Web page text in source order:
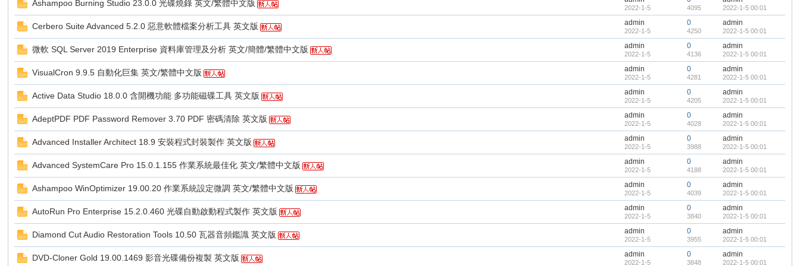
Ashampoo Burning Studio 23.0.0 光碟燒錄 英文/繁體中文版 2022-1-5 4095 2022-1-5 00:01
Cerbero Suite Advanced 5.2.0 惡意軟體檔案分析工具 英文版 admin
2022-1-5
0
4250
admin
2022-1-5 00:01
微軟 SQL Server 2019 Enterprise 資料庫管理及分析 英文/簡體/繁體中文版 admin
2022-1-5
0
4136
admin
2022-1-5 00:01
VisualCron 9.9.5 自動化巨集 英文/繁體中文版 admin
2022-1-5
0
4281
admin
2022-1-5 00:01
Active Data Studio 18.0.0 含開機功能 多功能磁碟工具 英文版 admin
2022-1-5
0
4205
admin
2022-1-5 00:01
AdeptPDF PDF Password Remover 3.70 PDF 密碼清除 英文版 admin
2022-1-5
0
4028
admin
2022-1-5 00:01
Advanced Installer Architect 18.9 安裝程式封裝製作 英文版 admin
2022-1-5
0
3988
admin
2022-1-5 00:01
Advanced SystemCare Pro 15.0.1.155 作業系統最佳化 英文/繁體中文版 admin
2022-1-5
0
4188
admin
2022-1-5 00:01
Ashampoo WinOptimizer 19.00.20 作業系統設定微調 英文/繁體中文版 admin
2022-1-5
0
4039
admin
2022-1-5 00:01
AutoRun Pro Enterprise 15.2.0.460 光碟自動啟動程式製作 英文版 admin
2022-1-5
0
3840
admin
2022-1-5 00:01
Diamond Cut Audio Restoration Tools 10.50 瓦器音頻鑑識 英文版 admin
2022-1-5
0
3955
admin
2022-1-5 00:01
DVD-Cloner Gold 19.00.1469 影音光碟備份複製 英文版 admin
2022-1-5
0
3848
admin
2022-1-5 00:01